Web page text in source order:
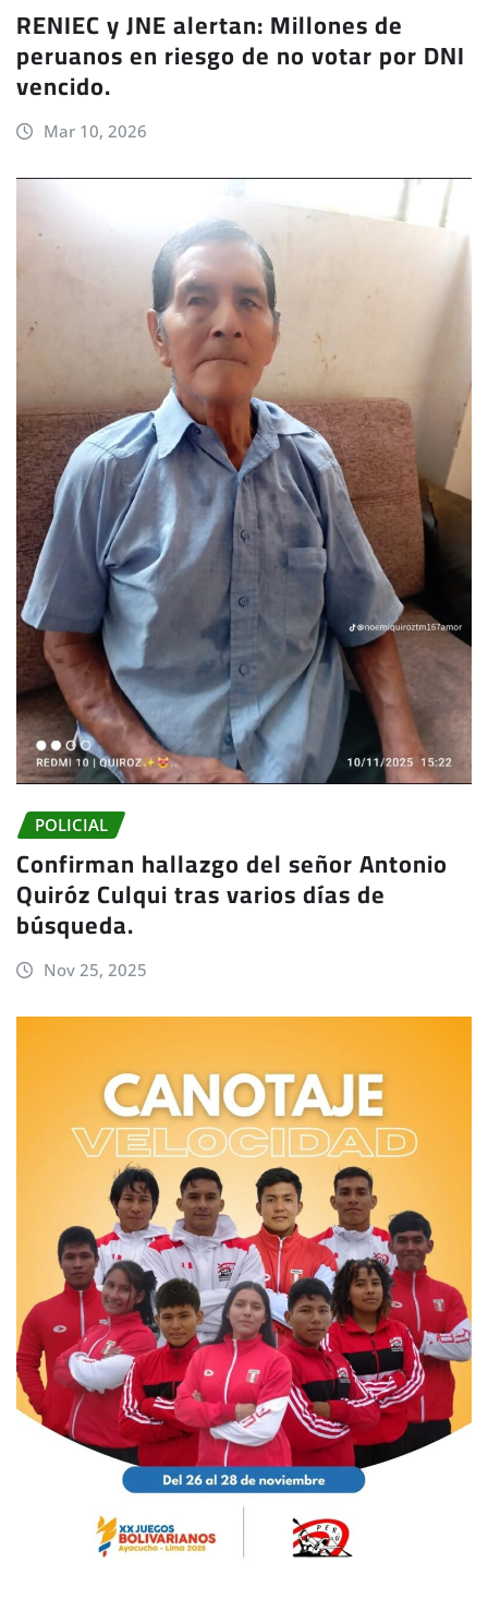
RENIEC y JNE alertan: Millones de
peruanos en riesgo de no votar por DNI
vencido.
Mar 10, 2026
POLICIAL
Confirman hallazgo del señor Antonio
Quiróz Culqui tras varios días de
búsqueda.
Nov 25, 2025